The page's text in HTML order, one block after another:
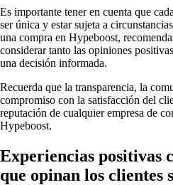
Es importante tener en cuenta que
ser única y estar sujeta a
una compra en Hypeboost,
considerar tanto las opiniones
una decisión informada.
Recuerda que la transparencia, la
compromiso con la satisfacción del
reputación de cualquier empresa de
Hypeboost.
Experiencias positivas
que opinan los clientes